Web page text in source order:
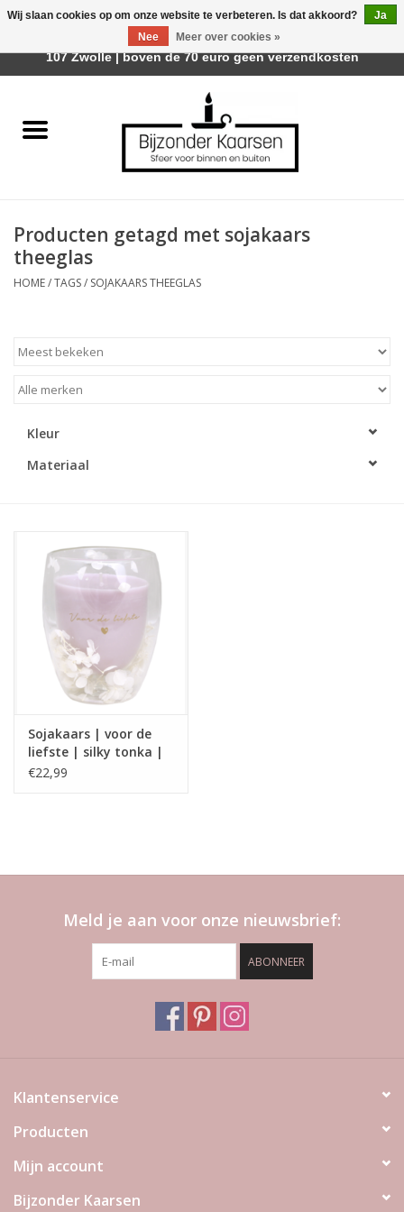
Räder Design Stories
Geurkaarsen
Tafelhaarden
Kaarsenhouders
LED Kaarsen
Relatiegeschenken & Bedankjes
Huisparfums
Merken
Producten getagd met sojakaars
theeglas
HOME/TAGS/ SOJAKAARS THEEGLAS
Kleur
Materiaal
Sojakaars | voor de
liefste | silky tonka |
My flame
€22,99
Meld je aan voor onze nieuwsbrief:
ABONNEER
Klantenservice
Producten
Mijn account
Bijzonder Kaarsen
Wij slaan cookies op om onze website te verbeteren. Is dat akkoord?
Ja
Nee
Meer over cookies »
Afhalen is mogelijk bij Trotz Woon & Cadeau | Belvederelaan
107 Zwolle | boven de 70 euro geen verzendkosten